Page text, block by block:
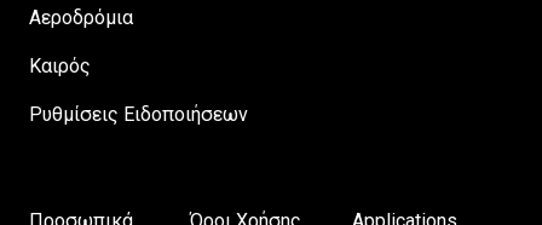
Αεροδρόμια
Καιρός
Ρυθμίσεις Ειδοποιήσεων
Προσωπικά
Όροι Χρήσης Applications